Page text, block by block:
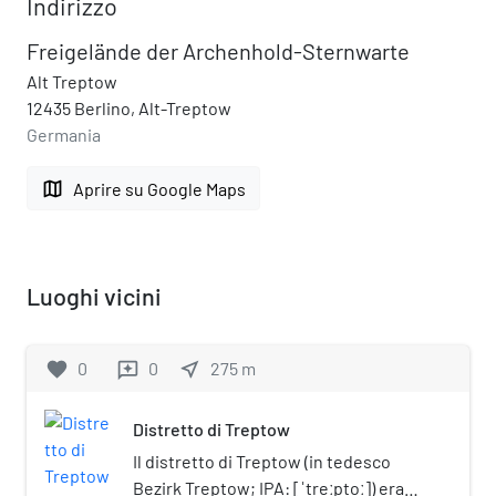
Freigelände der Archenhold-Sternwarte
Alt Treptow
12435 Berlino, Alt-Treptow
Germania
map Aprire su Google Maps
Luoghi vicini
favorite 0 reviews 0 near_me 275 m
Distretto di Treptow
Il distretto di Treptow (in tedesco
Bezirk Treptow; IPA: [ˈtreːptoː]) era